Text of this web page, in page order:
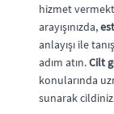
hizmet
arayışınızda,
anlayışı ile
adım atın.Cilt
konularında
sunarak